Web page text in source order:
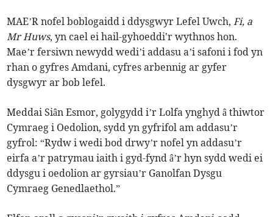
MAE’R nofel boblogaidd i ddysgwyr Lefel Uwch,Fi, a
Mr Huws, yn cael ei hail-gyhoeddi'r wythnos hon.
Mae’r fersiwn newydd wedi’i addasu a’i safoni i fod yn
rhan o gyfres Amdani, cyfres arbennig ar gyfer
dysgwyr ar bob lefel.
Meddai Siân Esmor, golygydd i’r Lolfa ynghyd â thiwtor
Cymraeg i Oedolion, sydd yn gyfrifol am addasu’r
gyfrol: “Rydw i wedi bod drwy’r nofel yn addasu’r
eirfa a’r patrymau iaith i gyd-fynd â’r hyn sydd wedi ei
ddysgu i oedolion ar gyrsiau’r Ganolfan Dysgu
Cymraeg Genedlaethol.”